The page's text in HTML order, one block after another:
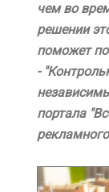
чем во
решении
поможет
-
портала